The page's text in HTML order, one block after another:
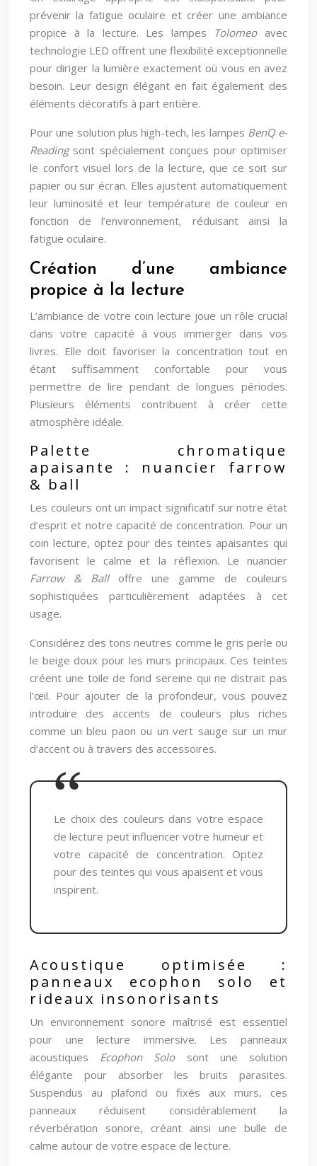
prévenir la fatigue oculaire et créer une ambiance
propice à la lecture. Les lampes Tolomeo avec
technologie LED offrent une flexibilité exceptionnelle
pour diriger la lumière exactement où vous en avez
besoin. Leur design élégant en fait également des
éléments décoratifs à part entière.
Pour une solution plus high-tech, les lampes BenQ e-
Reading sont spécialement conçues pour optimiser
le confort visuel lors de la lecture, que ce soit sur
papier ou sur écran. Elles ajustent automatiquement
leur luminosité et leur température de couleur en
fonction de l’environnement, réduisant ainsi la
fatigue oculaire.
Création d’une ambiance
propice à la lecture
L’ambiance de votre coin lecture joue un rôle crucial
dans votre capacité à vous immerger dans vos
livres. Elle doit favoriser la concentration tout en
étant suffisamment confortable pour vous
permettre de lire pendant de longues périodes.
Plusieurs éléments contribuent à créer cette
atmosphère idéale.
Palette chromatique
apaisante : nuancier farrow
& ball
Les couleurs ont un impact significatif sur notre état
d’esprit et notre capacité de concentration. Pour un
coin lecture, optez pour des teintes apaisantes qui
favorisent le calme et la réflexion. Le nuancier
Farrow & Ball offre une gamme de couleurs
sophistiquées particulièrement adaptées à cet
usage.
Considérez des tons neutres comme le gris perle ou
le beige doux pour les murs principaux. Ces teintes
créent une toile de fond sereine qui ne distrait pas
l’œil. Pour ajouter de la profondeur, vous pouvez
introduire des accents de couleurs plus riches
comme un bleu paon ou un vert sauge sur un mur
d’accent ou à travers des accessoires.
Le choix des couleurs dans votre espace
de lecture peut influencer votre humeur et
votre capacité de concentration. Optez
pour des teintes qui vous apaisent et vous
inspirent.
Acoustique optimisée :
panneaux ecophon solo et
rideaux insonorisants
Un environnement sonore maîtrisé est essentiel
pour une lecture immersive. Les panneaux
acoustiques Ecophon Solo sont une solution
élégante pour absorber les bruits parasites.
Suspendus au plafond ou fixés aux murs, ces
panneaux réduisent considérablement la
réverbération sonore, créant ainsi une bulle de
calme autour de votre espace de lecture.